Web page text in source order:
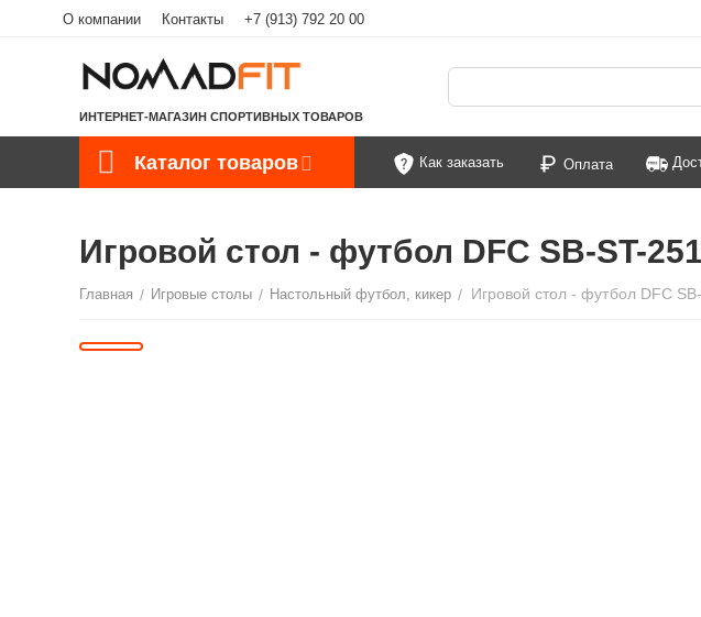
О компании Контакты +7 (913) 792 20 00
ИНТЕРНЕТ-МАГАЗИН СПОРТИВНЫХ ТОВАРОВ
Каталог товаров Как заказать Оплата
Игровой стол - футбол DFC SB-ST-
Главная / Игровые столы / Настольный футбол, кикер / Игровой стол - футбол DFC